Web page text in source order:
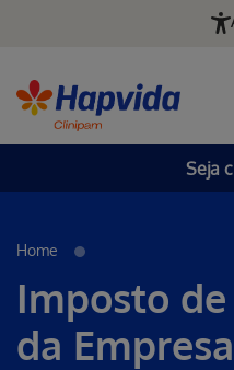
Seja
Home
Imposto
da Empresa